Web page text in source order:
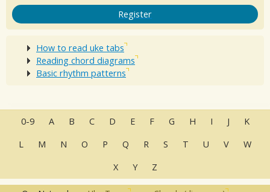
Register
How to read uke tabs
Reading chord diagrams
Basic rhythm patterns
0-9 A B C D E F G H I J
K
L
M N O P Q R S T U V
W
X
Y Z